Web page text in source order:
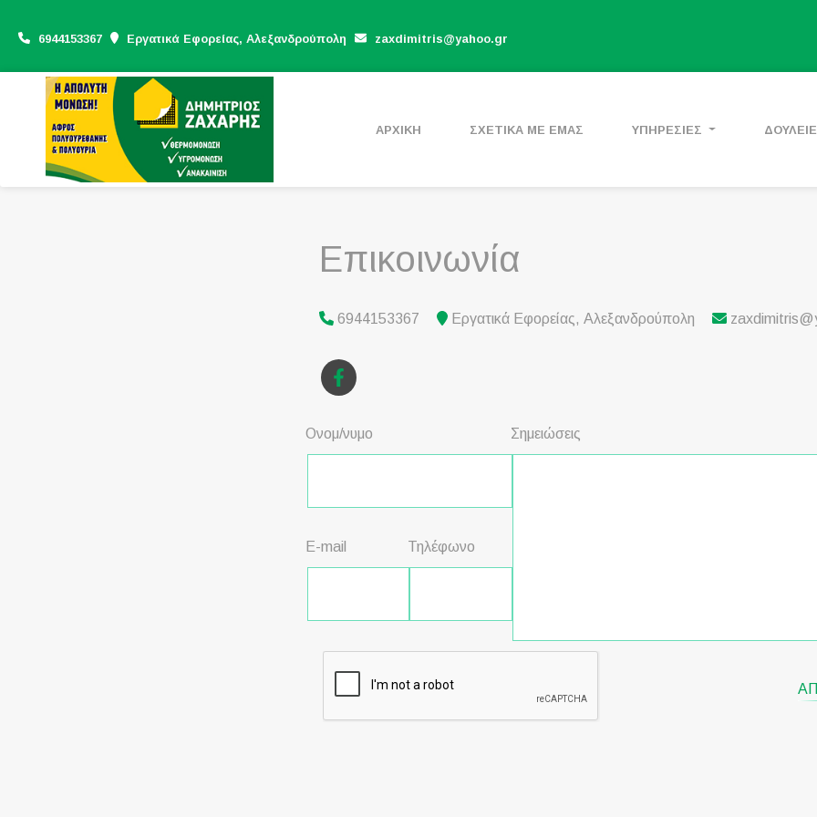
6944153367 Εργατικά Εφορείας, Αλεξανδρούπολη zaxdimitris@yahoo.gr
ΑΡΧΙΚΗ ΣΧΕΤΙΚΑ ΜΕ ΕΜΑΣ ΥΠΗΡΕΣΙΕΣ
Ονομ/νυμο
E-mail Τηλέφωνο
Σημειώσεις
Επικοινωνία
6944153367 Εργατικά Εφορείας, Αλεξανδρούπολη